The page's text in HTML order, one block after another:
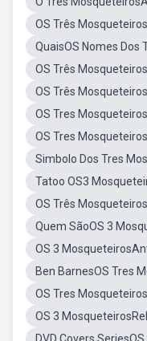
OS Três
QuaisOS Nomes Dos
OS Três
OS Três
OS Tres
OS Tres
Simbolo Dos Tres
Tatoo OS3
OS Três
Quem SãoOS 3
OS 3
Ben BarnesOS Tres
OS Tres
OS 3